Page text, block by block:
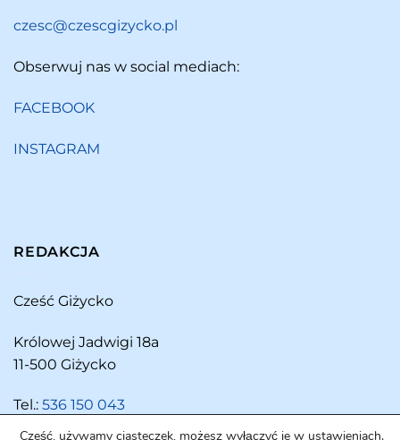
czesc@czescgizycko.pl
Obserwuj nas w social mediach:
FACEBOOK
INSTAGRAM
REDAKCJA
Cześć Giżycko
Królowej Jadwigi 18a
11-500 Giżycko
Tel.: 536 150 043
Cześć, używamy ciasteczek, możesz wyłączyć je w ustawieniach.